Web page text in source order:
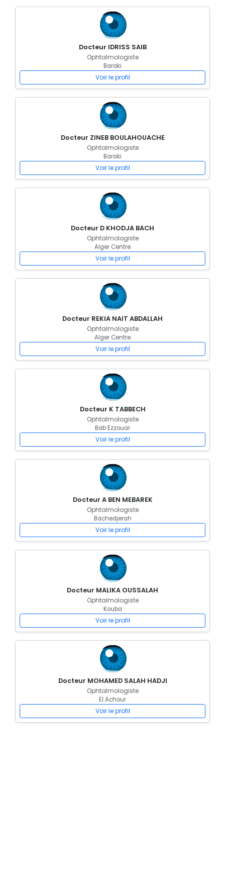
Docteur IDRISS SAIB
Ophtalmologiste
Baraki
Voir le profil
Docteur ZINEB BOULAHOUACHE
Ophtalmologiste
Baraki
Voir le profil
Docteur D KHODJA BACH
Ophtalmologiste
Alger Centre
Voir le profil
Docteur REKIA NAIT ABDALLAH
Ophtalmologiste
Alger Centre
Voir le profil
Docteur K TABBECH
Ophtalmologiste
Bab Ezzouar
Voir le profil
Docteur A BEN MEBAREK
Ophtalmologiste
Bachedjerah
Voir le profil
Docteur MALIKA OUSSALAH
Ophtalmologiste
Kouba
Voir le profil
Docteur MOHAMED SALAH HADJI
Ophtalmologiste
El Achour
Voir le profil